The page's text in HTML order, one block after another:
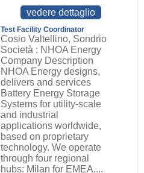
vedere dettaglio
Test Facility Coordinator
Cosio Valtellino, Sondrio
Società : NHOA Energy
Company Description
NHOA Energy designs,
delivers and services
Battery Energy Storage
Systems for utility-scale
and industrial
applications worldwide,
based on proprietary
technology. We operate
through four regional
hubs: Milan for EMEA,...